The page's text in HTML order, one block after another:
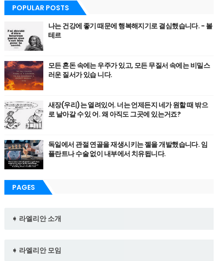
POPULAR POSTS
나는 건강에 좋기 때문에 행복해지기로 결심했습니다. - 볼
테르
모든 혼돈 속에는 우주가 있고, 모든 무질서 속에는 비밀스
러운 질서가 있습 니다.
새장(우리)는 열려있어. 너는 언제든지 네가 원할 때 밖으
로 날아갈 수 있 어. 왜 아직도 그곳에 있는거죠?
독일에서 관절 연골을 재생시키는 젤을 개발했습니다. 임
플란트나 수술 없이 내부에서 치유됩니다.
PAGES
➧ 라엘리안 소개
➧ 라엘리안 모임